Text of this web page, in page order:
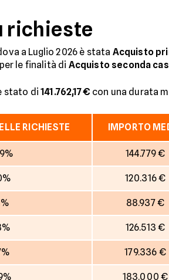
richieste
a Luglio 2026 è stata Acquisto
le finalità di Acquisto seconda
stato di141.762,17€ con una durata
RICHIESTE IMPORTO
144.779 €
120.316 €
88.937 €
126.513 €
179.336 €
183.000 €